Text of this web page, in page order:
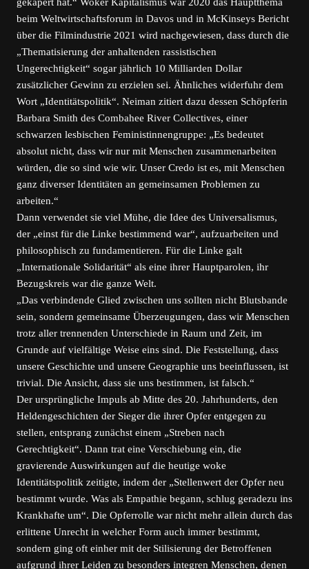
beim Weltwirtschaftsforum in Davos und in McKinseys Bericht
über die Filmindustrie 2021 wird nachgewiesen, dass durch die
„Thematisierung der anhaltenden rassistischen
Ungerechtigkeit“ sogar jährlich 10 Milliarden Dollar
zusätzlicher Gewinn zu erzielen sei. Ähnliches widerfuhr dem
Wort „Identitätspolitik“. Neiman zitiert dazu dessen Schöpferin
Barbara Smith des Combahee River Collectives, einer
schwarzen lesbischen Feministinnengruppe: „Es bedeutet
absolut nicht, dass wir nur mit Menschen zusammenarbeiten
würden, die so sind wie wir. Unser Credo ist es, mit Menschen
ganz diverser Identitäten an gemeinsamen Problemen zu
arbeiten.“
Dann verwendet sie viel Mühe, die Idee des Universalismus,
der „einst für die Linke bestimmend war“, aufzuarbeiten und
philosophisch zu fundamentieren. Für die Linke galt
„Internationale Solidarität“ als eine ihrer Hauptparolen, ihr
Bezugskreis war die ganze Welt.
„Das verbindende Glied zwischen uns sollten nicht Blutsbande
sein, sondern gemeinsame Überzeugungen, dass wir Menschen
trotz aller trennenden Unterschiede in Raum und Zeit, im
Grunde auf vielfältige Weise eins sind. Die Feststellung, dass
unsere Geschichte und unsere Geographie uns beeinflussen, ist
trivial. Die Ansicht, dass sie uns bestimmen, ist falsch.“
Der ursprüngliche Impuls ab Mitte des 20. Jahrhunderts, den
Heldengeschichten der Sieger die ihrer Opfer entgegen zu
stellen, entsprang zunächst einem „Streben nach
Gerechtigkeit“. Dann trat eine Verschiebung ein, die
gravierende Auswirkungen auf die heutige woke
Identitätspolitik zeitigte, indem der „Stellenwert der Opfer neu
bestimmt wurde. Was als Empathie begann, schlug geradezu ins
Krankhafte um“. Die Opferrolle war nicht mehr allein durch das
erlittene Unrecht in welcher Form auch immer bestimmt,
sondern ging oft einher mit der Stilisierung der Betroffenen
aufgrund ihrer Leiden zu besonders integren Menschen, denen